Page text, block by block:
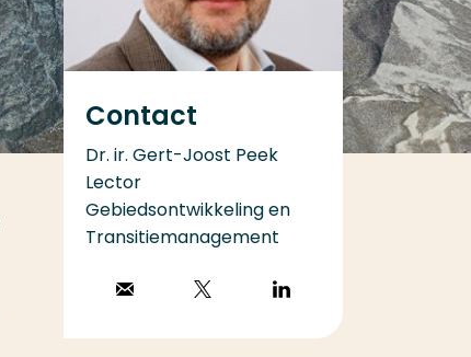
Contact
Dr. ir. Gert-Joost Peek
Lector
Gebiedsontwikkeling en
Transitiemanagement
Stuur een emailVolg op X
LinkedIn